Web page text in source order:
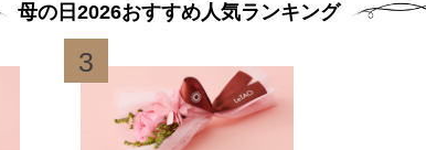
母の日2026おすすめ人気ランキング
3